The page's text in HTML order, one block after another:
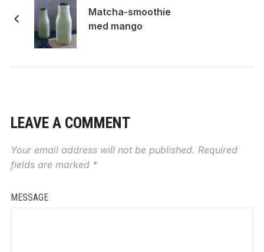
Matcha-smoothie
med mango
LEAVE A COMMENT
Your email address will not be published. Required
fields are marked *
MESSAGE